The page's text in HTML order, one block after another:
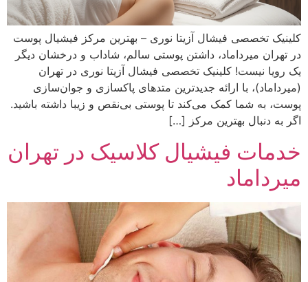
کلینیک تخصصی فیشال آزیتا نوری – بهترین مرکز فیشیال پوست
در تهران میرداماد، داشتن پوستی سالم، شاداب و درخشان دیگر
یک رویا نیست! کلینیک تخصصی فیشال آزیتا نوری در تهران
(میرداماد)، با ارائه جدیدترین متدهای پاکسازی و جوان‌سازی
پوست، به شما کمک می‌کند تا پوستی بی‌نقص و زیبا داشته باشید.
اگر به دنبال بهترین مرکز […]
خدمات فیشیال کلاسیک در تهران
میرداماد